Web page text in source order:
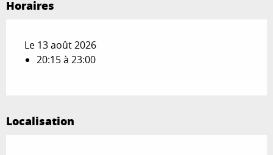
Horaires
Le 13 août 2026
20:15 à 23:00
Localisation